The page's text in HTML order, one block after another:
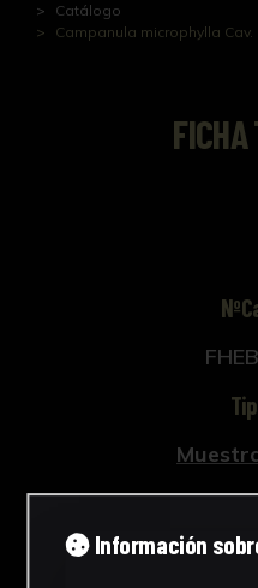
Catálogo
Campanula microphylla Cav.
FICHA
Información